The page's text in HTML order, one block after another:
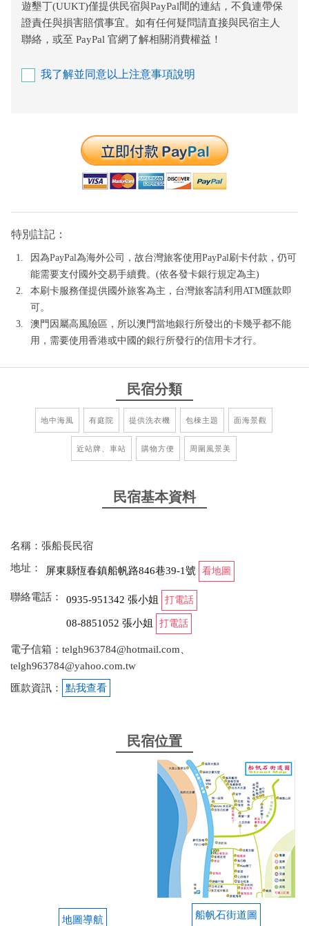
遊墾丁(UUKT)僅提供民宿與PayPal間的連結，不負連帶保
證責任與損害賠償事宜。如有任何疑問請直接與民宿主人
聯絡，或至 PayPal 官網了解相關消費權益！
我了解並同意以上注意事項說明
特別註記：
因為PayPal為海外公司，故台灣旅客使用PayPal刷卡付款，仍可
能需要支付國外交易手續費。(依各發卡銀行規定為主)
本刷卡服務僅提供國外旅客為主，台灣旅客請利用ATM匯款即
可。
澳門因屬高風險區，所以澳門當地銀行所發出的卡幾乎都不能
用，需要使用香港或中國的銀行所發行的信用卡才行。
民宿分類
地中海風 有庭院 提供洗衣機 包棟主題 面海景觀
近站牌、車站 購物方便 周圍風景美
民宿基本資料
名稱：張船長民宿
地址：
屏東縣恆春鎮船帆路846巷39-1號 看地圖
聯絡電話： 0935-951342 張小姐 打電話
08-8851052 張小姐 打電話
電子信箱：telgh963784@hotmail.com、
telgh963784@yahoo.com.tw
匯款資訊：
點我查看
民宿位置
地圖導航 船帆石街道圖